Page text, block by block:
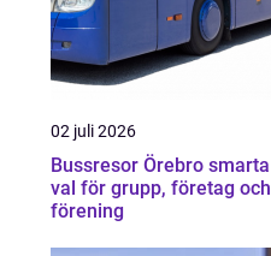
02 juli 2026
Bussresor Örebro smarta
val för grupp, företag och
förening